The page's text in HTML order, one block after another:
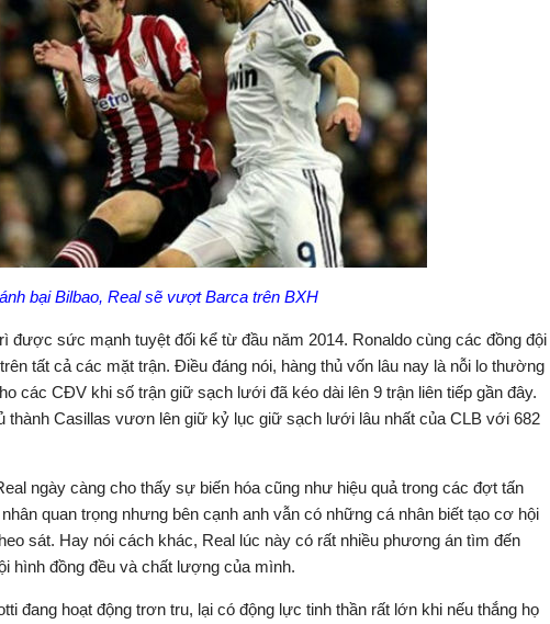
bại Bilbao, Real sẽ vượt Barca trên BXH
được sức mạnh tuyệt đối kể từ đầu năm 2014. Ronaldo cùng các đồng đội
tất cả các mặt trận. Điều đáng nói, hàng thủ vốn lâu nay là nỗi lo thường
các CĐV khi số trận giữ sạch lưới đã kéo dài lên 9 trận liên tiếp gần đây.
thành Casillas vươn lên giữ kỷ lục giữ sạch lưới lâu nhất của CLB với 682
ngày càng cho thấy sự biến hóa cũng như hiệu quả trong các đợt tấn
quan trọng nhưng bên cạnh anh vẫn có những cá nhân biết tạo cơ hội
sát. Hay nói cách khác, Real lúc này có rất nhiều phương án tìm đến
hình đồng đều và chất lượng của mình.
đang hoạt động trơn tru, lại có động lực tinh thần rất lớn khi nếu thắng họ